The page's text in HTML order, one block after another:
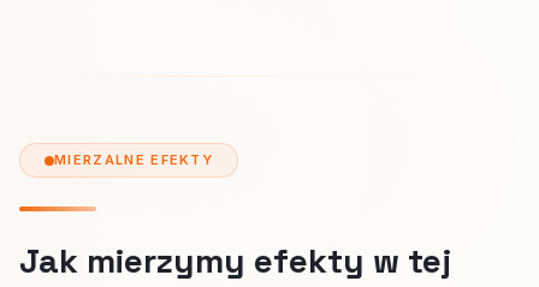
MIERZALNE EFEKTY
Jak mierzymy efekty w tej